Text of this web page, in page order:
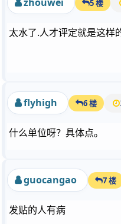
5 楼
太水了.人才评定就是这样
flyhigh 6 楼
什么单位呀？具体点。
guocangao 7 楼
发贴的人有病